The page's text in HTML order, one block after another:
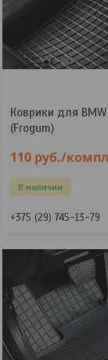
Коврики для
(Frogum)
110 руб./
В наличии
+375 (29) 745-13-79